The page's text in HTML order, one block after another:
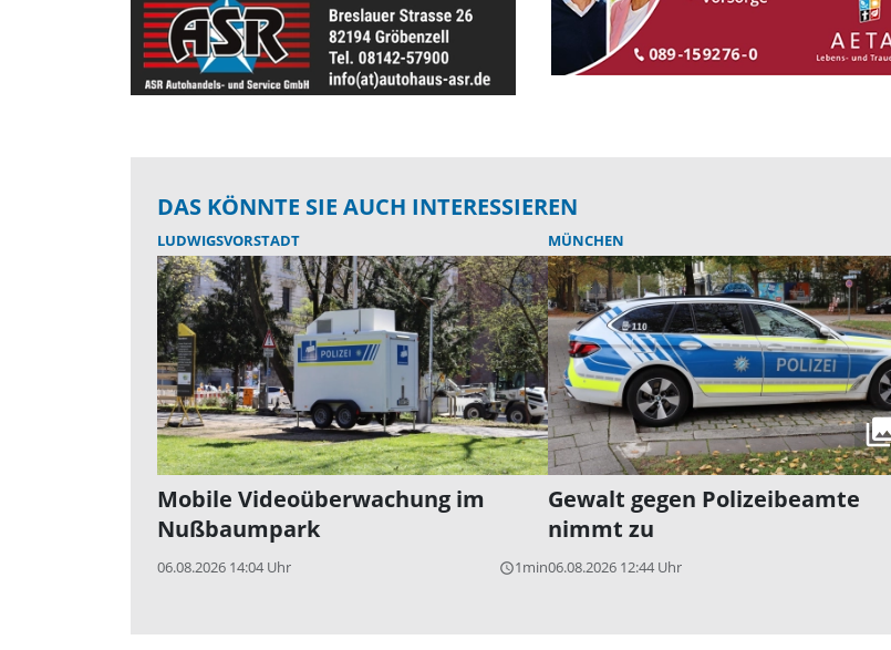
DAS KÖNNTE SIE AUCH INTERESSIEREN
LUDWIGSVORSTADT
Mobile Videoüberwachung im
Nußbaumpark
06.08.2026 14:04 Uhr query_builder1min
MÜNCHEN
Gewalt gegen Polizeibeamte
nimmt zu
06.08.2026 12:44 Uhr